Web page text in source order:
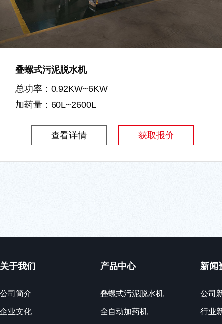
叠螺式污泥脱水机
总功率：0.92KW~6KW
加药量：60L~2600L
查看详情 获取报价
关于我们
公司简介
企业文化
产品中心
叠螺式污泥脱水机
全自动加药机
新闻
公司
行业